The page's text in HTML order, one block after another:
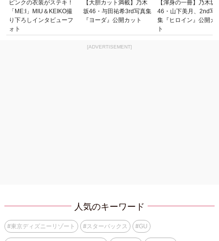
ピンクの衣装がステキ！
「ME:I」MIU＆KEIKO撮
り下ろしインタビューフ
ォト
【大胆カット満載】乃木
坂46・与田祐希3rd写真集
『ヨーダ』公開カット
【渾身の一冊】乃木坂
46・山下美月、2nd写
集『ヒロイン』公開カ
ト
[ADVERTISEMENT]
人気のキーワード
#東京ディズニーリゾート #スターバックス #GU